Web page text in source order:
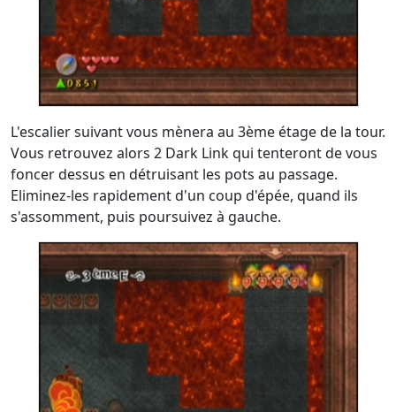
L'escalier suivant vous mènera au 3ème étage de la tour.
Vous retrouvez alors 2 Dark Link qui tenteront de vous
foncer dessus en détruisant les pots au passage.
Eliminez-les rapidement d'un coup d'épée, quand ils
s'assomment, puis poursuivez à gauche.